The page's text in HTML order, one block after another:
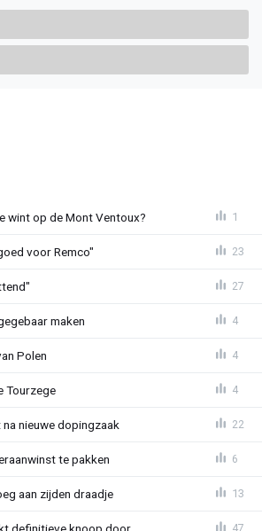
wint op de Mont Ventoux? 1
voor Remco" 23
27
maken 4
Polen 4
Tourzege 4
nieuwe dopingzaak 22
te pakken 6
aan zijden draadje 13
47